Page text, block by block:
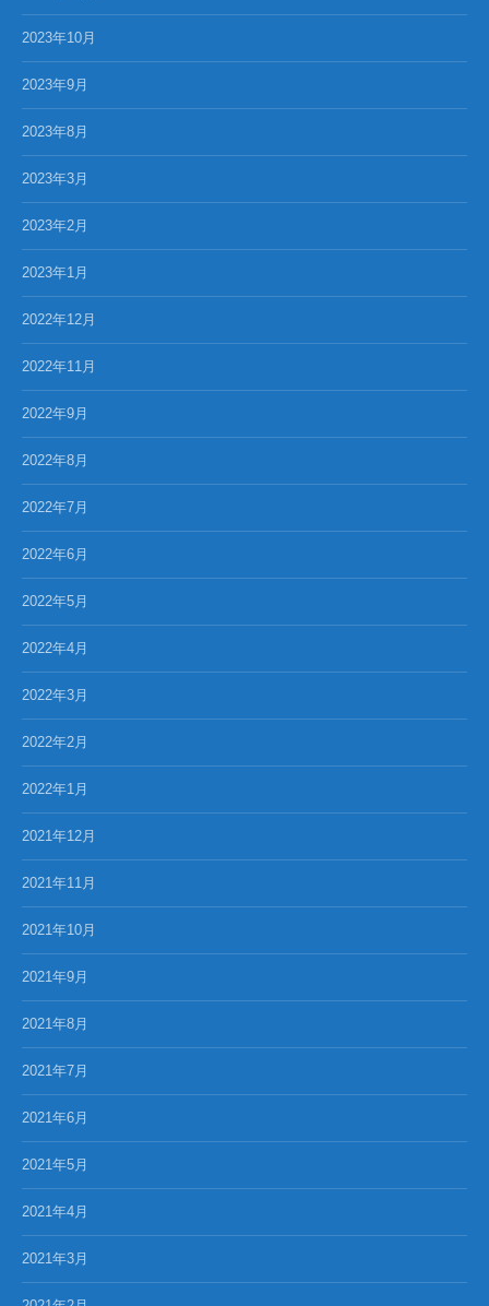
2023年10月
2023年9月
2023年8月
2023年3月
2023年2月
2023年1月
2022年12月
2022年11月
2022年9月
2022年8月
2022年7月
2022年6月
2022年5月
2022年4月
2022年3月
2022年2月
2022年1月
2021年12月
2021年11月
2021年10月
2021年9月
2021年8月
2021年7月
2021年6月
2021年5月
2021年4月
2021年3月